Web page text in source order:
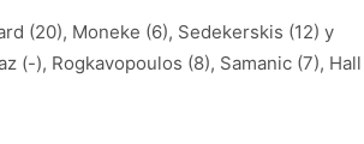
(20), Moneke (6), Sedekerskis (12) y
(-), Rogkavopoulos (8), Samanic (7), Hall